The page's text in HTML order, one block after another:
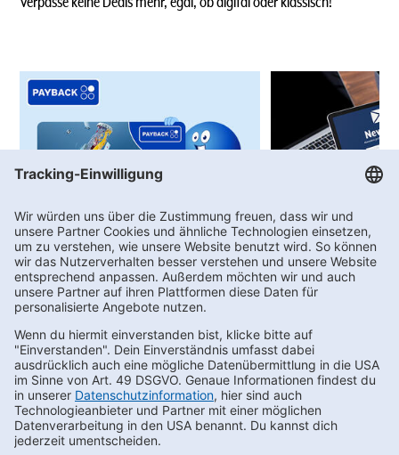
PAYBACK
Bei uns sprudeln PAYBACK °Punkte!
Newsletter-
Angebote,
Newsletter bestellen